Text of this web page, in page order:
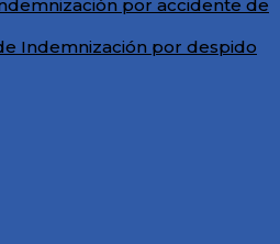
por accidente de
Indemnización por despido